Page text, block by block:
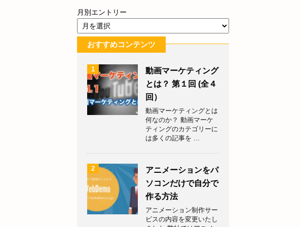
月別エントリー
おすすめコンテンツ
1
動画マーケティング
とは？ 第１回 (全４
回）
動画マーケティングとは
何なのか？ 動画マーケ
ティングのカテゴリーに
は多くの記事を ...
2
アニメーションをパ
ソコンだけで自分で
作る方法
アニメーション制作サー
ビスの内容を変更いたし